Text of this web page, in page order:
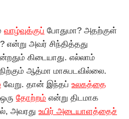
வாழ்வுக்குப் போதுமா? அதற்குள்
என்று அவர் சிந்தித்தது
கிடையாது. எல்லாம்
ஆத்மா மாசுபடவில்லை.
வேறு. தான் இந்தப் உலகத்தை
தோற்றம் என்று திடமாக
அவரது உயிர் அடையாளத்தைச்